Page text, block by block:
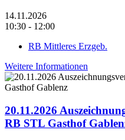
14.11.2026
10:30 - 12:00
RB Mittleres Erzgeb.
Weitere Informationen
20.11.2026
RB STL Gasthof